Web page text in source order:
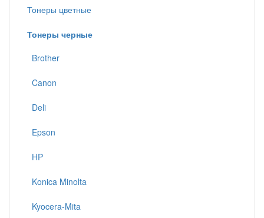
Тонеры цветные
Тонеры черные
Brother
Canon
Deli
Epson
HP
Konica Minolta
Kyocera-Mita